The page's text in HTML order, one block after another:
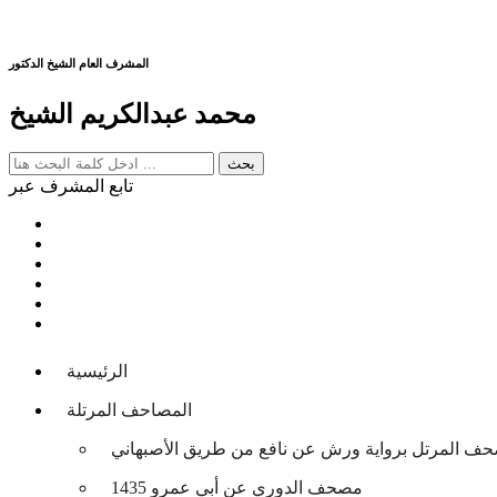
المشرف العام الشيخ الدكتور
محمد عبدالكريم الشيخ
تابع المشرف عبر
الرئيسية
المصاحف المرتلة
المرتل برواية ورش عن نافع من طريق الأصبهاني
مصحف الدوري عن أبي عمرو 1435